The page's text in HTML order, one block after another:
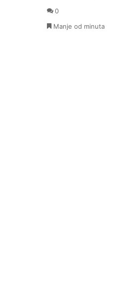
0
Manje od minuta